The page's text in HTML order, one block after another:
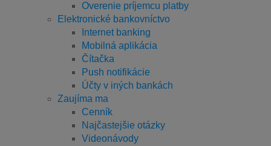
Overenie príjemcu platby
Elektronické bankovníctvo
Internet banking
Mobilná aplikácia
Čítačka
Push notifikácie
Účty v iných bankách
Zaujíma ma
Cenník
Najčastejšie otázky
Videonávody